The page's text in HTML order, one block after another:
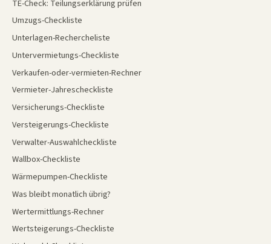
TE-Check: Teilungserklärung prüfen
Umzugs-Checkliste
Unterlagen-Rechercheliste
Untervermietungs-Checkliste
Verkaufen-oder-vermieten-Rechner
Vermieter-Jahrescheckliste
Versicherungs-Checkliste
Versteigerungs-Checkliste
Verwalter-Auswahlcheckliste
Wallbox-Checkliste
Wärmepumpen-Checkliste
Was bleibt monatlich übrig?
Wertermittlungs-Rechner
Wertsteigerungs-Checkliste